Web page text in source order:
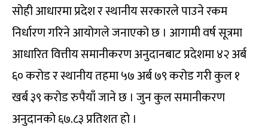
सोही आधारमा प्रदेश र स्थानीय सरकारले पाउने रकम
निर्धारण गरिने आयोगले जनाएको छ । आगामी वर्ष सूत्रमा
आधारित वित्तीय समानीकरण अनुदानबाट प्रदेशमा ४२ अर्ब
६० करोड र स्थानीय तहमा ५७ अर्ब ७९ करोड गरी कुल १
खर्ब ३९ करोड रुपैयाँ जाने छ । जुन कुल समानीकरण
अनुदानको ६७.८३ प्रतिशत हो ।